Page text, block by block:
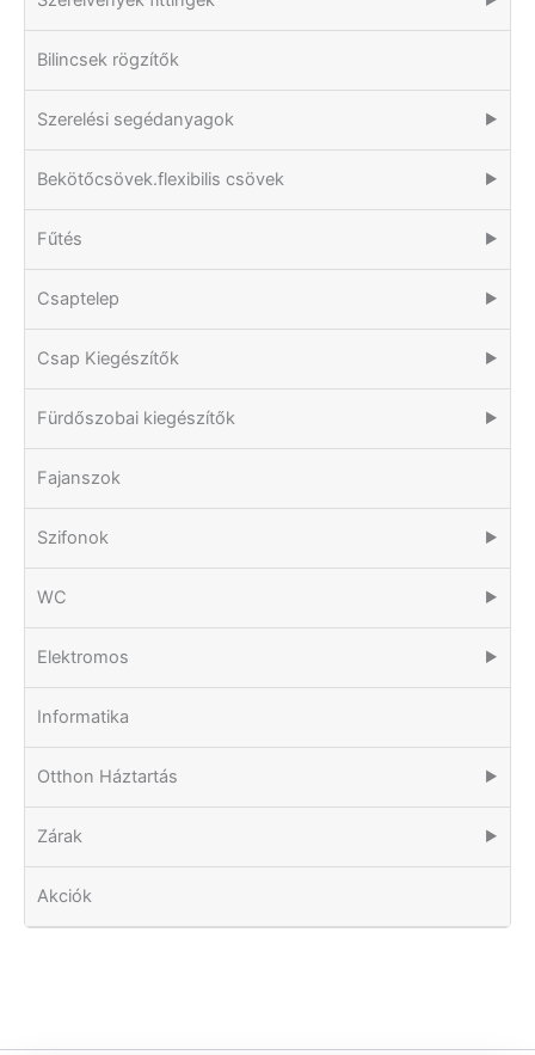
Bilincsek rögzítők
Szerelési segédanyagok ▶
Bekötőcsövek.flexibilis csövek ▶
Fűtés ▶
Csaptelep ▶
Csap Kiegészítők ▶
Fürdőszobai kiegészítők ▶
Fajanszok
Szifonok ▶
WC ▶
Elektromos ▶
Informatika
Otthon Háztartás ▶
Zárak ▶
Akciók